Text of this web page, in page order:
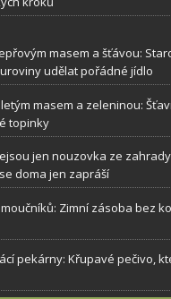
masem a šťávou:
udělat pořádné jídlo
masem a zeleninou:
topinky
jen nouzovka ze
doma jen zapráší
Zimní zásoba bez
pekárny: Křupavé pečivo,